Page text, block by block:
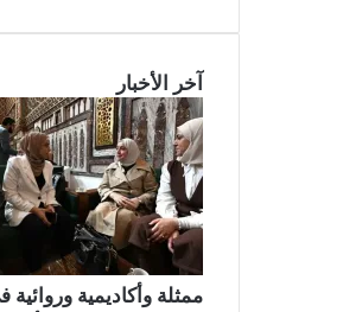
آخر الأخبار
ممثلة وأكاديمية